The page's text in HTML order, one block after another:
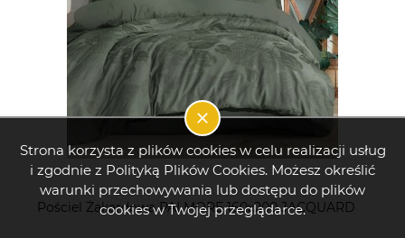
Strona korzysta z plików cookies w celu realizacji usług
i zgodnie z Polityką Plików Cookies. Możesz określić
warunki przechowywania lub dostępu do plików
cookies w Twojej przeglądarce.
Pościel Żakardowa PALMORE 160x200 JACQUARD